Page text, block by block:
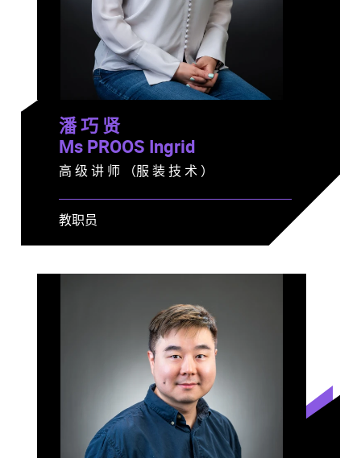
潘 巧 贤
Ms PROOS Ingrid
高 级 讲 师 （服 装 技 术 ）
教职员